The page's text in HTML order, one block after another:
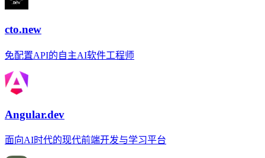
cto.new
免配置API的自主AI软件工程师
Angular.dev
面向AI时代的现代前端开发与学习平台